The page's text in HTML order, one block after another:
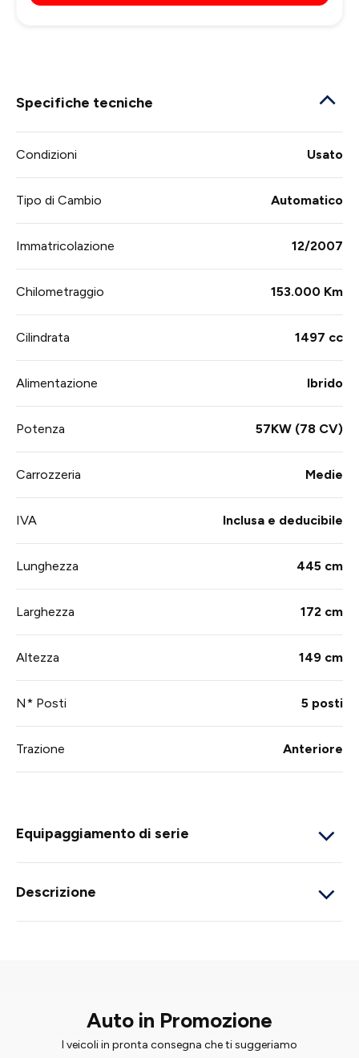
Specifiche tecniche
Condizioni Usato
Tipo di Cambio Automatico
Immatricolazione 12/2007
Chilometraggio 153.000 Km
Cilindrata 1497 cc
Alimentazione Ibrido
Potenza 57KW (78 CV)
Carrozzeria Medie
IVA Inclusa e deducibile
Lunghezza 445 cm
Larghezza 172 cm
Altezza 149 cm
N* Posti 5 posti
Trazione Anteriore
Equipaggiamento di serie
Descrizione
Auto in Promozione
I veicoli in pronta consegna che ti suggeriamo